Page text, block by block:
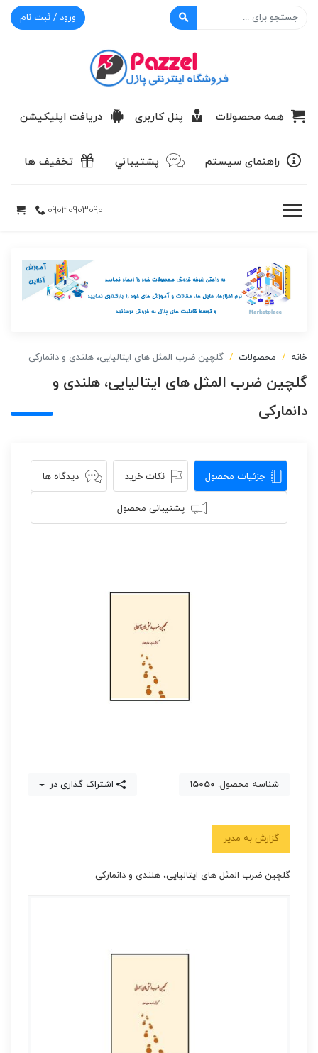
ورود / ثبت نام
همه محصولات پنل کاربری دریافت اپلیکیشن
راهنمای سیستم پشتيباني تخفیف ها
09030903090
خانه محصولات گلچین ضرب المثل های ایتالیایی، هلندی و دانمارکی
گلچین ضرب المثل های ایتالیایی، هلندی و
دانمارکی
جزئیات محصول نکات خرید دیدگاه ها
پشتیبانی محصول
شناسه محصول: 15050 اشتراک گذاری در
گزارش به مدیر
گلچین ضرب المثل های ایتالیایی، هلندی و دانمارکی